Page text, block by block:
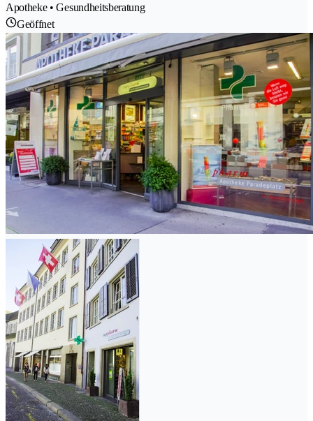
Apotheke • Gesundheitsberatung
Geöffnet